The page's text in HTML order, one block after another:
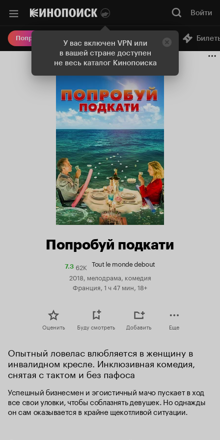
У вас включен VPN или
в вашей стране доступен
не весь каталог Кинопоиска
Войти
Попробовать Плюс Онлайн-кинотеатр
Попробуй подкати
7.3Рейтинг
Кинопоиска
62K Tout le monde debout
2018, мелодрама, комедия
Франция, 1 ч 47 мин, 18+
Оценить Буду смотреть Добавить Еще
Опытный ловелас влюбляется в женщину в
инвалидном кресле. Инклюзивная комедия,
снятая с тактом и без пафоса
Успешный бизнесмен и эгоистичный мачо пускает в ход
все свои уловки, чтобы соблазнять девушек. Но однажды
он сам оказывается в крайне щекотливой ситуации.